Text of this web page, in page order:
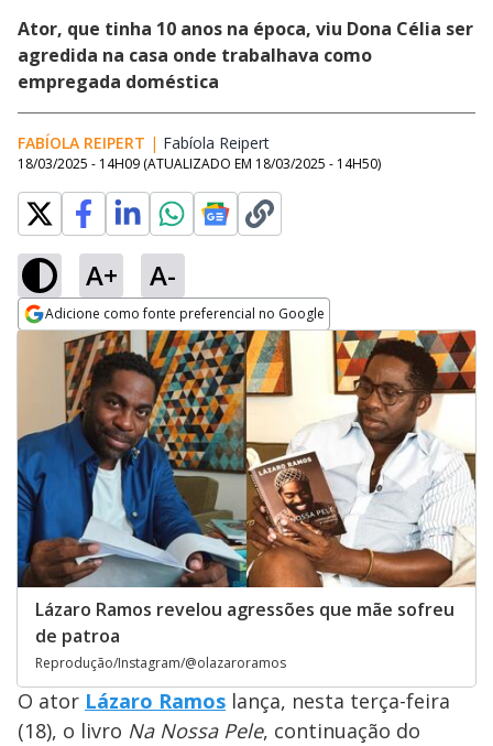
Ator, que tinha 10 anos na época, viu Dona Célia ser
agredida na casa onde trabalhava como
empregada doméstica
FABÍOLA REIPERT | Fabíola Reipert
18/03/2025 - 14H09 (ATUALIZADO EM 18/03/2025 - 14H50)
A+ A-
Adicione como fonte preferencial no Google
Opens in new window
Lázaro Ramos revelou agressões que mãe sofreu
de patroa
Reprodução/Instagram/@olazaroramos
O ator Lázaro Ramos lança, nesta terça-feira
(18), o livro Na Nossa Pele, continuação do